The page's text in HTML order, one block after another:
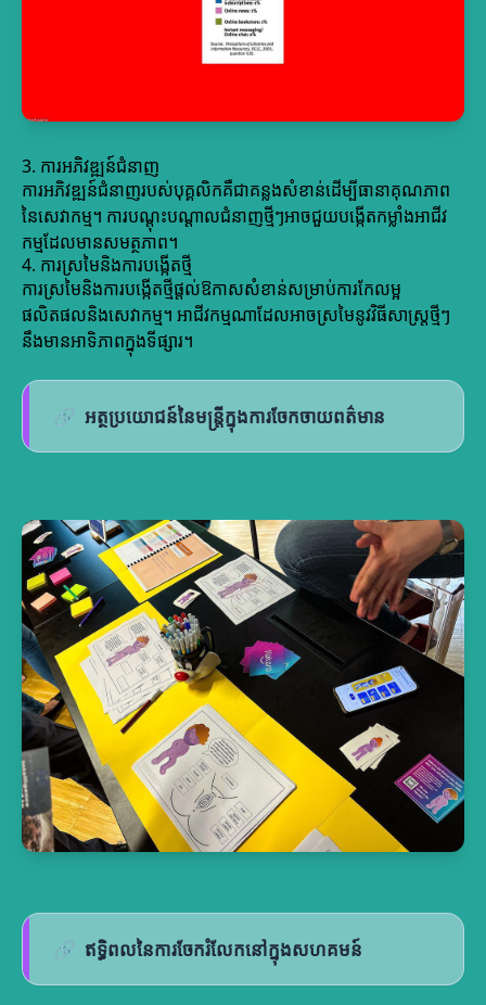
3. ការអភិវឌ្ឍន៍ជំនាញ
ការអភិវឌ្ឍន៍ជំនាញរបស់បុគ្គលិកគឺជាគន្លងសំខាន់ដើម្បីធានាគុណភាព
នៃសេវាកម្ម។ ការបណ្តុះបណ្តាលជំនាញថ្មីៗអាចជួយបង្កើតកម្លាំងអាជីវ
កម្មដែលមានសមត្ថភាព។
4. ការស្រមៃនិងការបង្កើតថ្មី
ការស្រមៃនិងការបង្កើតថ្មីផ្តល់ឱកាសសំខាន់សម្រាប់ការកែលម្អ
ផលិតផលនិងសេវាកម្ម។ អាជីវកម្មណាដែលអាចស្រមៃនូវវិធីសាស្ត្រថ្មីៗ
នឹងមានអាទិភាពក្នុងទីផ្សារ។
🔗 អត្ថប្រយោជន៍នៃមន្ត្រីក្នុងការចែកចាយពត៌មាន
🔗 ឥទ្ធិពលនៃការចែករំលែកនៅក្នុងសហគមន៍